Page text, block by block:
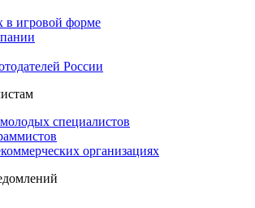
в игровой форме
России
специалистов
организациях